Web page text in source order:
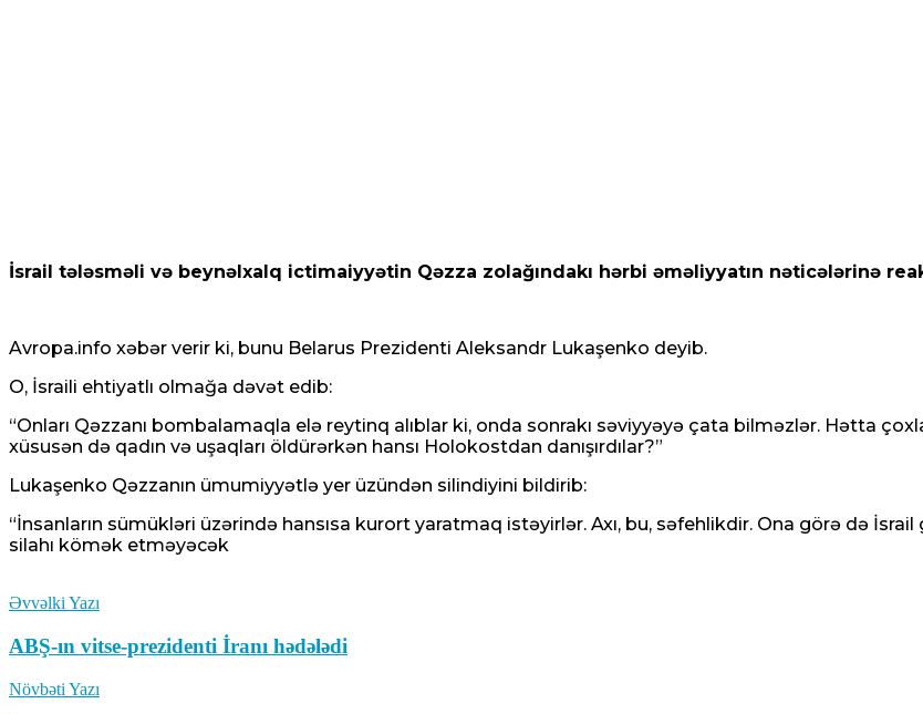
İsrail tələsməli və beynəlxalq ictimaiyyətin Qəzza zolağındakı hərbi əməliyyatın nəticələrinə
Avropa.info xəbər verir ki, bunu Belarus Prezidenti Aleksandr Lukaşenko deyib.
O, İsraili ehtiyatlı olmağa dəvət edib:
“Onları Qəzzanı bombalamaqla elə reytinq alıblar ki, onda sonrakı səviyyəyə çata bilməzlər. Hətta
xüsusən də qadın və uşaqları öldürərkən hansı Holokostdan danışırdılar?”
Lukaşenko Qəzzanın ümumiyyətlə yer üzündən silindiyini bildirib:
“İnsanların sümükləri üzərində hansısa kurort yaratmaq istəyirlər. Axı, bu, səfehlikdir. Ona görə də
silahı kömək etməyəcək
Əvvəlki Yazı
ABŞ-ın vitse-prezidenti İranı hədələdi
Növbəti Yazı